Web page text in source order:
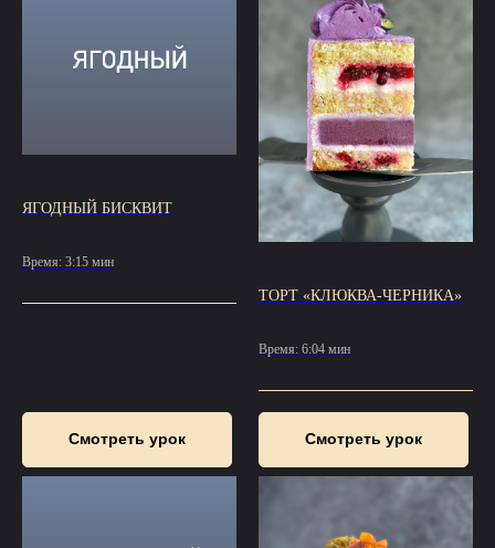
ЯГОДНЫЙ БИСКВИТ
Время: 3:15 мин
Смотреть урок
ТОРТ «КЛЮКВА-ЧЕРНИКА»
Время: 6:04 мин
Смотреть урок